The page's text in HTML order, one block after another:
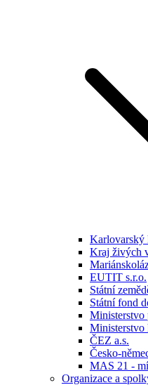
Karlovarský
Kraj živých
EUTIT s.r.o.
Státní
Státní fond
Ministerstvo
Ministerstvo
ČEZ a.s.
Česko-
MAS 21 -
Organizace a